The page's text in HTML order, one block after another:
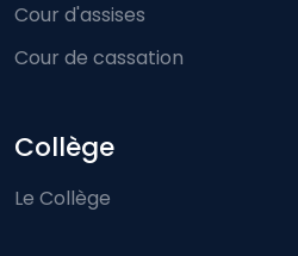
Cour d'assises
Cour de cassation
Collège
Le Collège